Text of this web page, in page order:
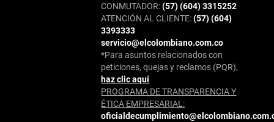
CONMUTADOR:(57) (604) 3315252
ATENCIÓN AL CLIENTE:(57) (604)
3393333
servicio@elcolombiano.com.co
*Para asuntos relacionados con
peticiones, quejas y reclamos (PQR),
haz clic aquí
PROGRAMA DE TRANSPARENCIA Y
ÉTICA EMPRESARIAL: